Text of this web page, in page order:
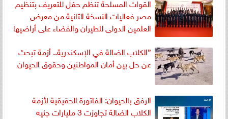
القوات المسلحة تنظم حفل للتعريف بتنظيم
مصر فعاليات النسخة الثانية من معرض
العلمين الدولى للطيران والفضاء على أراضيها
”الكلاب الضالة في الإسكندرية.. أزمة تبحث
عن حل بين أمان المواطنين وحقوق الحيوان
الرفق بالحيوان: الفاتورة الحقيقية لأزمة
الكلاب الضالة تجاوزت 3 مليارات جنيه